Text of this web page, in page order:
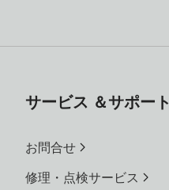
サービス ＆サポート
お問合せ
修理・点検サービス